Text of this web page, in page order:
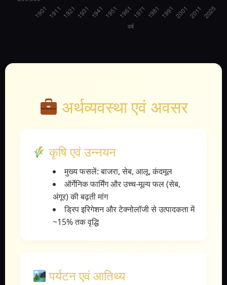
अर्थव्यवस्था एवं अवसर
कृषि एवं उन्नयन
मुख्य फसलें: बाजरा, सेब, आलू, कंदमूल
ऑर्गेनिक फार्मिंग और उच्च-मूल्य फल (सेब,
अंगूर) की बढ़ती मांग
ड्रिप इरिगेशन और टेक्नोलॉजी से उत्पादकता में
~15% तक वृद्धि
पर्यटन एवं आतिथ्य